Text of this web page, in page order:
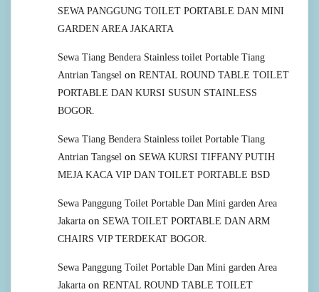
SEWA PANGGUNG TOILET PORTABLE DAN MINI
GARDEN AREA JAKARTA
Sewa Tiang Bendera Stainless toilet Portable Tiang
Antrian Tangsel on RENTAL ROUND TABLE TOILET
PORTABLE DAN KURSI SUSUN STAINLESS
BOGOR.
Sewa Tiang Bendera Stainless toilet Portable Tiang
Antrian Tangsel on SEWA KURSI TIFFANY PUTIH
MEJA KACA VIP DAN TOILET PORTABLE BSD
Sewa Panggung Toilet Portable Dan Mini garden Area
Jakarta on SEWA TOILET PORTABLE DAN ARM
CHAIRS VIP TERDEKAT BOGOR.
Sewa Panggung Toilet Portable Dan Mini garden Area
Jakarta on RENTAL ROUND TABLE TOILET